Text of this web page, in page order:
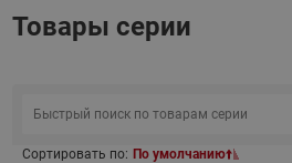
Товары серии
Сортировать по: По умолчанию